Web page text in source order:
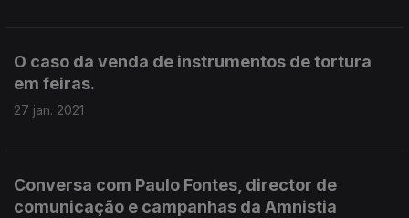
O caso da venda de instrumentos de tortura
em feiras.
27 jan. 2021
Conversa com Paulo Fontes, director de
comunicação e campanhas da Amnistia